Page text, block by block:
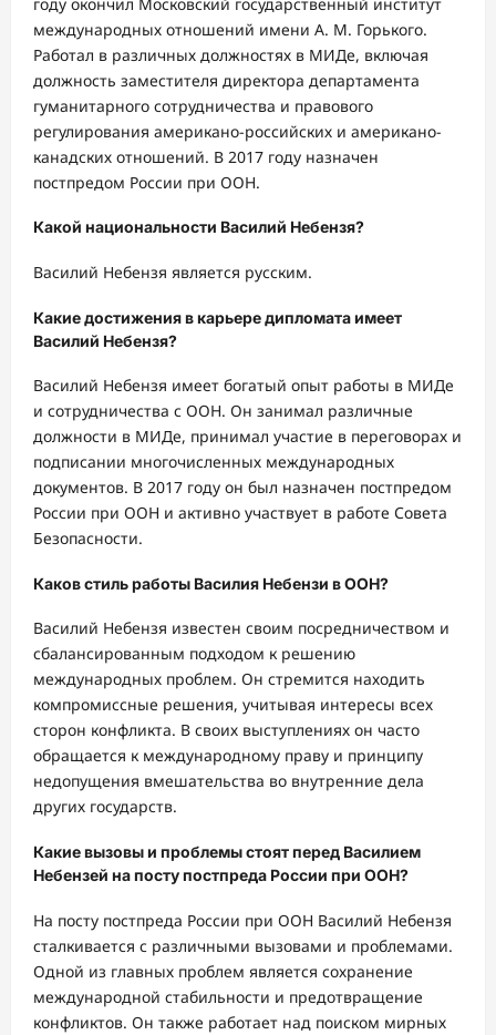
международных отношений имени А. М. Горького.
Работал в различных должностях в МИДе, включая
должность заместителя директора департамента
гуманитарного сотрудничества и правового
регулирования американо-российских и американо-
канадских отношений. В 2017 году назначен
постпредом России при ООН.
Какой национальности Василий Небензя?
Василий Небензя является русским.
Какие достижения в карьере дипломата имеет
Василий Небензя?
Василий Небензя имеет богатый опыт работы в МИДе
и сотрудничества с ООН. Он занимал различные
должности в МИДе, принимал участие в переговорах и
подписании многочисленных международных
документов. В 2017 году он был назначен постпредом
России при ООН и активно участвует в работе Совета
Безопасности.
Каков стиль работы Василия Небензи в ООН?
Василий Небензя известен своим посредничеством и
сбалансированным подходом к решению
международных проблем. Он стремится находить
компромиссные решения, учитывая интересы всех
сторон конфликта. В своих выступлениях он часто
обращается к международному праву и принципу
недопущения вмешательства во внутренние дела
других государств.
Какие вызовы и проблемы стоят перед Василием
Небензей на посту постпреда России при ООН?
На посту постпреда России при ООН Василий Небензя
сталкивается с различными вызовами и проблемами.
Одной из главных проблем является сохранение
международной стабильности и предотвращение
конфликтов. Он также работает над поиском мирных